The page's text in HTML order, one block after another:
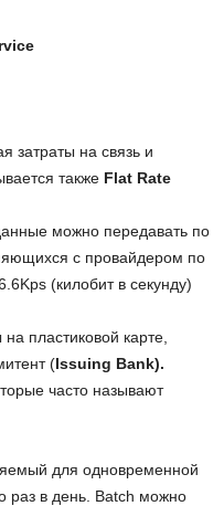
затраты на связь и
также Flat Rate
можно передавать по
с провайдером по
(килобит в секунду)
пластиковой карте,
(Issuing Bank).
часто называют
для одновременной
раз в день. Batch можно